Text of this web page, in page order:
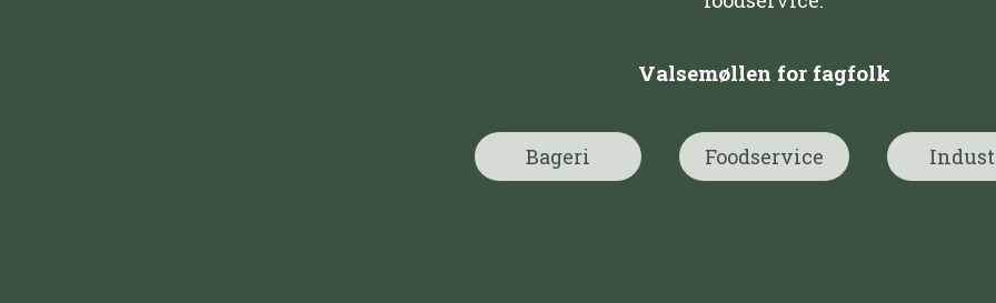
Valsemøllen for fagfolk
Bageri Foodservice